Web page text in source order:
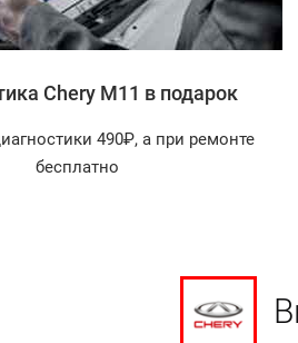
Chery M11 в подарок
490₽, а при ремонте
бесплатно